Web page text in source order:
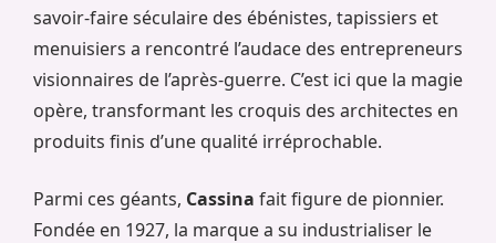
savoir-faire séculaire des ébénistes, tapissiers et
menuisiers a rencontré l’audace des entrepreneurs
visionnaires de l’après-guerre. C’est ici que la magie
opère, transformant les croquis des architectes en
produits finis d’une qualité irréprochable.
Parmi ces géants, Cassina fait figure de pionnier.
Fondée en 1927, la marque a su industrialiser le